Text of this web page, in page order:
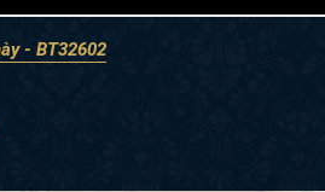
- BT32602